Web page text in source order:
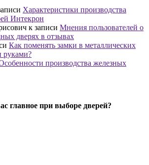
Характеристики производства
Интекрон
к записи Мнения пользователей о
дверях в отзывах
Как поменять замки в металлических
руками?
производства железных
главное при выборе дверей?